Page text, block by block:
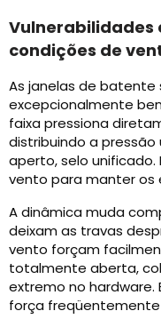
condições de
As janelas de
excepcionalmente
faixa pressiona
distribuindo a
aperto, selo
vento para manter os
A dinâmica muda
deixam as travas
vento forçam
totalmente aberta,
extremo no
força